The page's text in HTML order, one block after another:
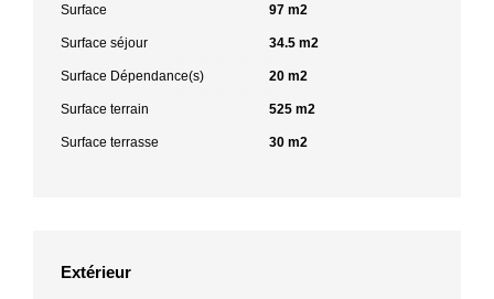
Surface 97 m2
Surface séjour 34.5 m2
Surface Dépendance(s) 20 m2
Surface terrain 525 m2
Surface terrasse 30 m2
Extérieur